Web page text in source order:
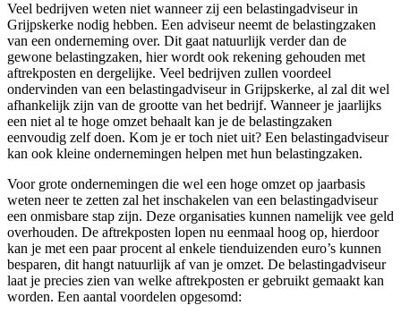
Veel bedrijven weten niet wanneer zij een belastingadviseur in
Grijpskerke nodig hebben. Een adviseur neemt de belastingzaken
van een onderneming over. Dit gaat natuurlijk verder dan de
gewone belastingzaken, hier wordt ook rekening gehouden met
aftrekposten en dergelijke. Veel bedrijven zullen voordeel
ondervinden van een belastingadviseur in Grijpskerke, al zal dit wel
afhankelijk zijn van de grootte van het bedrijf. Wanneer je jaarlijks
een niet al te hoge omzet behaalt kan je de belastingzaken
eenvoudig zelf doen. Kom je er toch niet uit? Een belastingadviseur
kan ook kleine ondernemingen helpen met hun belastingzaken.
Voor grote ondernemingen die wel een hoge omzet op jaarbasis
weten neer te zetten zal het inschakelen van een belastingadviseur
een onmisbare stap zijn. Deze organisaties kunnen namelijk vee geld
overhouden. De aftrekposten lopen nu eenmaal hoog op, hierdoor
kan je met een paar procent al enkele tienduizenden euro’s kunnen
besparen, dit hangt natuurlijk af van je omzet. De belastingadviseur
laat je precies zien van welke aftrekposten er gebruikt gemaakt kan
worden. Een aantal voordelen opgesomd: